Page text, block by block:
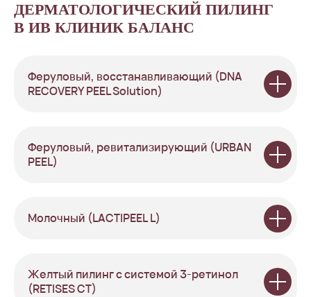
ДЕРМАТОЛОГИЧЕСКИЙ ПИЛИНГ
В ИВ КЛИНИК БАЛАНС
Феруловый, восстанавливающий (DNA
RECOVERY PEEL Solution)
Феруловый, ревитализирующий (URBAN
PEEL)
Молочный (LACTIPEEL L)
Желтый пилинг с системой 3-ретинол
(RETISES CT)